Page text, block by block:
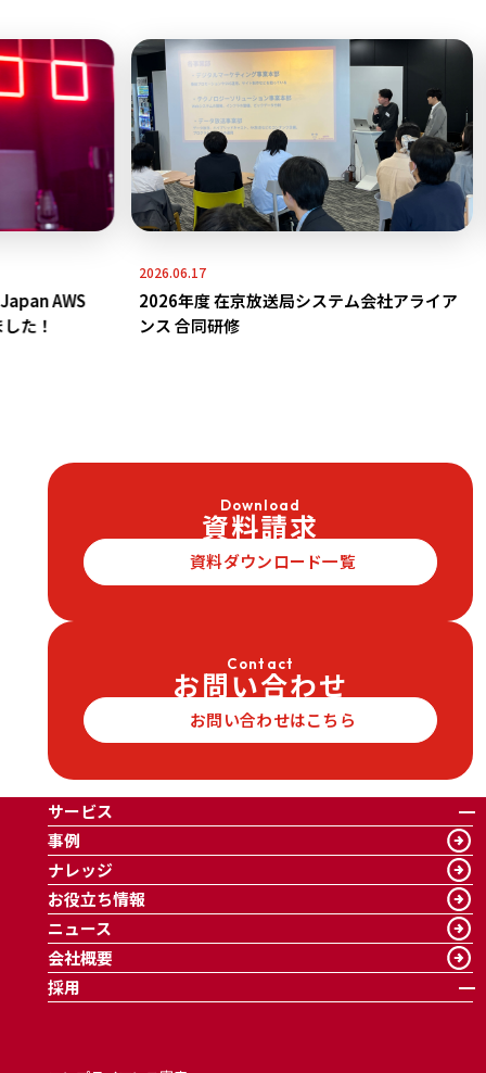
AWS
！
2026.06.17
2026年度 在京放送局システム会社アライア
ンス 合同研修
Download
資料請求
資料ダウンロード一覧
Contact
お問い合わせ
お問い合わせはこちら
サービス
事例
ナレッジ
お役立ち情報
ニュース
会社概要
採用